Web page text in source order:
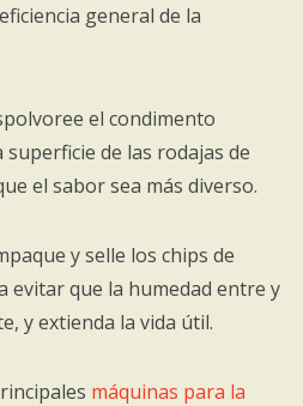
general de la
el condimento
de las rodajas de
el sabor sea más diverso.
y selle los chips de
evitar que la humedad entre y
y extienda la vida útil.
máquinas para la